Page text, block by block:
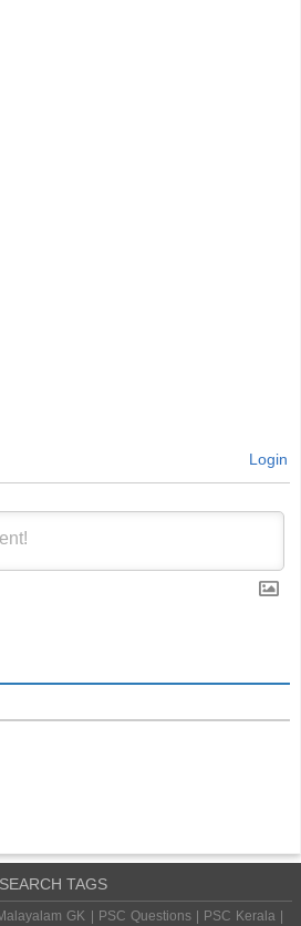
Login
SEARCH TAGS
GK | PSC Questions | PSC Kerala |